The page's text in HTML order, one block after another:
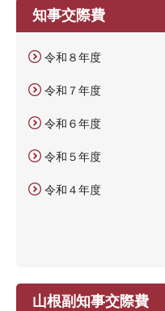
知事交際費
令和８年度
令和７年度
令和６年度
令和５年度
令和４年度
山根副知事交際費